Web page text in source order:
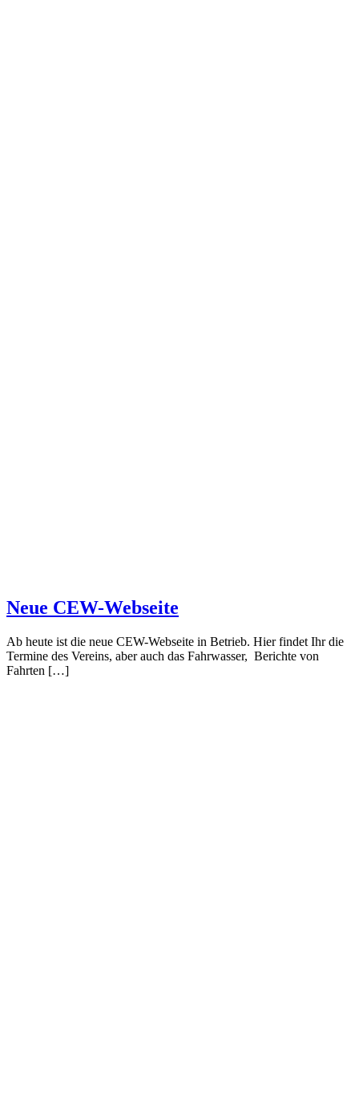
Neue CEW-Webseite
Ab heute ist die neue CEW-Webseite in Betrieb. Hier findet Ihr die
Termine des Vereins, aber auch das Fahrwasser, Berichte von
Fahrten […]